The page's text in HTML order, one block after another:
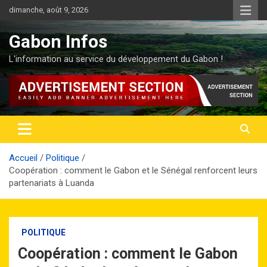
Aller
contenu
dimanche, août 9, 2026
Gabon Infos
L'information au service du développement du Gabon !
Accueil
Politique
Coopération : comment le Gabon et le Sénégal renforcent leurs
partenariats à Luanda
POLITIQUE
Coopération : comment le Gabon